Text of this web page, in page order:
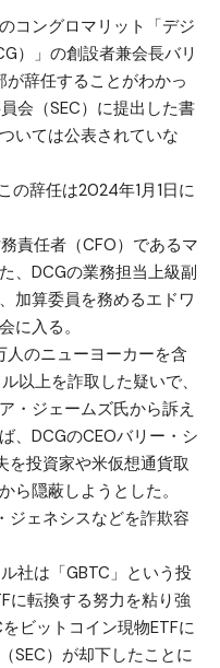
コングロマリット「デジ
）」の創設者兼会長バリ
辞任することがわかっ
会（SEC）に提出した書
いては公表されていな
の辞任は2024年1月1日に
責任者（CFO）であるマ
、DCGの業務担当上級副
加算委員を務めるエドワ
に入る。
人のニューヨーカーを含
以上を詐取した疑いで、
・ジェームズ氏から訴え
、DCGのCEOバリー・シ
を投資家や米仮想通貨取
ら隠蔽しようとした。
ジェネシスなどを詐欺容
社は「GBTC」という投
に転換する努力を粘り強
ビットコイン現物ETFに
SEC）が却下したことに